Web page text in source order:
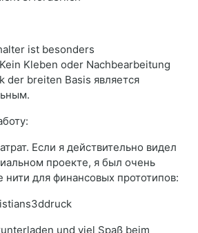
ist besonders
Kleben oder Nachbearbeitung
der breiten Basis является
Если я действительно видел
проекте, я был очень
нити для финансовых прототипов:
und viel Spaß beim